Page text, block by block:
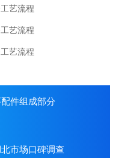
件组成部分
市场口碑调查